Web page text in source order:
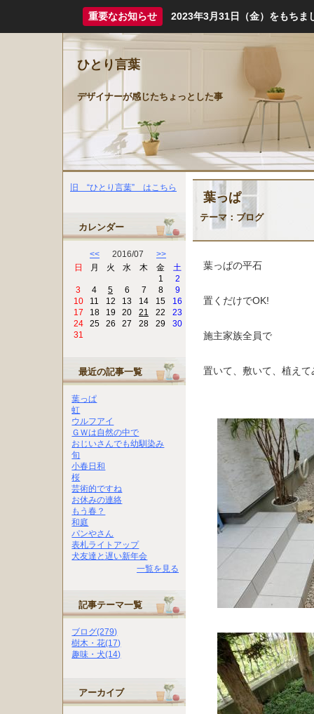
重要なお知らせ 2023年3月31日（金）をもちま
ひとり言葉
デザイナーが感じたちょっとした事
葉っぱ
テーマ： ブログ
葉っぱの平石
置くだけでOK!
施主家族全員で
置いて、敷いて、植えて
旧 “ひとり言葉” はこちら
カレンダー
<< 2016/07 >>
日
月 火 水 木 金
土
1
2
3
4 5 6 7 8
9
10
11 12 13 14 15
16
17
18 19 20 21 22
23
24
25 26 27 28 29
30
31
最近の記事一覧
葉っぱ
虹
ウルフアイ
ＧＷは自然の中で
おじいさんでも幼馴染み
旬
小春日和
桜
芸術的ですね
お休みの連絡
もう春？
和庭
パンやさん
表札ライトアップ
犬友達と遅い新年会
一覧を見る
記事テーマ一覧
ブログ(279)
樹木・花(17)
趣味・犬(14)
アーカイブ